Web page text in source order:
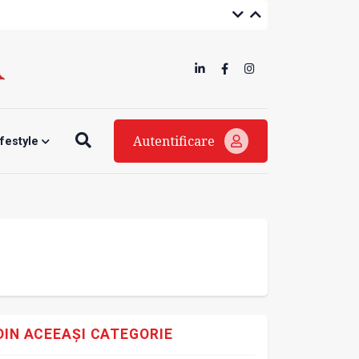
Autentificare
ACEEAȘI CATEGORIE